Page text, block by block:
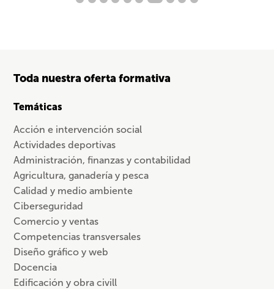
Toda nuestra oferta formativa
Temáticas
Acción e intervención social
Actividades deportivas
Administración, finanzas y contabilidad
Agricultura, ganadería y pesca
Calidad y medio ambiente
Ciberseguridad
Comercio y ventas
Competencias transversales
Diseño gráfico y web
Docencia
Edificación y obra civill